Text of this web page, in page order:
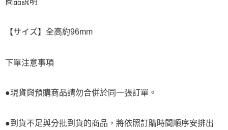
【サイズ】全高約96mm
下單注意事項
●現貨與預購商品請勿合併於同一張訂單。
●到貨不足與分批到貨的商品，將依照訂購時間順序安排出